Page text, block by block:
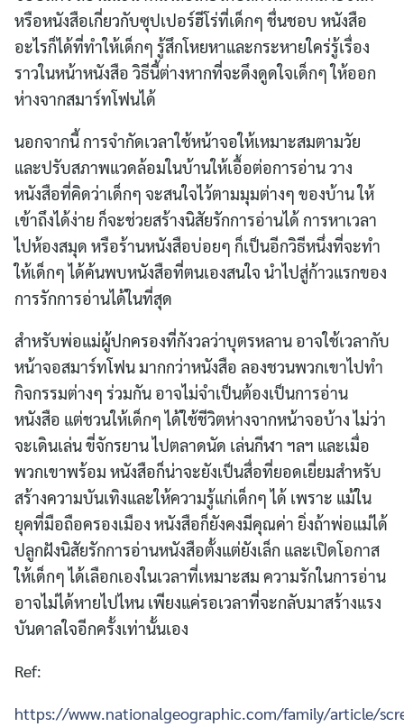
หรือหนังสือเกี่ยวกับซุปเปอร์ฮีโร่ที่เด็กๆ ชื่นชอบ หนังสือ
อะไรก็ได้ที่ทำให้เด็กๆ รู้สึกโหยหาและกระหายใคร่รู้เรื่อง
ราวในหน้าหนังสือ วิธีนี้ต่างหากที่จะดึงดูดใจเด็กๆ ให้ออก
ห่างจากสมาร์ทโฟนได้
นอกจากนี้ การจำกัดเวลาใช้หน้าจอให้เหมาะสมตามวัย
และปรับสภาพแวดล้อมในบ้านให้เอื้อต่อการอ่าน วาง
หนังสือที่คิดว่าเด็กๆ จะสนใจไว้ตามมุมต่างๆ ของบ้าน ให้
เข้าถึงได้ง่าย ก็จะช่วยสร้างนิสัยรักการอ่านได้ การหาเวลา
ไปห้องสมุด หรือร้านหนังสือบ่อยๆ ก็เป็นอีกวิธีหนึ่งที่จะทำ
ให้เด็กๆ ได้ค้นพบหนังสือที่ตนเองสนใจ นำไปสู่ก้าวแรกของ
การรักการอ่านได้ในที่สุด
สำหรับพ่อแม่ผู้ปกครองที่กังวลว่าบุตรหลาน อาจใช้เวลากับ
หน้าจอสมาร์ทโฟน มากกว่าหนังสือ ลองชวนพวกเขาไปทำ
กิจกรรมต่างๆ ร่วมกัน อาจไม่จำเป็นต้องเป็นการอ่าน
หนังสือ แต่ชวนให้เด็กๆ ได้ใช้ชีวิตห่างจากหน้าจอบ้าง ไม่ว่า
จะเดินเล่น ขี่จักรยาน ไปตลาดนัด เล่นกีฬา ฯลฯ และเมื่อ
พวกเขาพร้อม หนังสือก็น่าจะยังเป็นสื่อที่ยอดเยี่ยมสำหรับ
สร้างความบันเทิงและให้ความรู้แก่เด็กๆ ได้ เพราะ แม้ใน
ยุคที่มือถือครองเมือง หนังสือก็ยังคงมีคุณค่า ยิ่งถ้าพ่อแม่ได้
ปลูกฝังนิสัยรักการอ่านหนังสือตั้งแต่ยังเล็ก และเปิดโอกาส
ให้เด็กๆ ได้เลือกเองในเวลาที่เหมาะสม ความรักในการอ่าน
อาจไม่ได้หายไปไหน เพียงแค่รอเวลาที่จะกลับมาสร้างแรง
บันดาลใจอีกครั้งเท่านั้นเอง
Ref:
https://www.nationalgeographic.com/family/article/